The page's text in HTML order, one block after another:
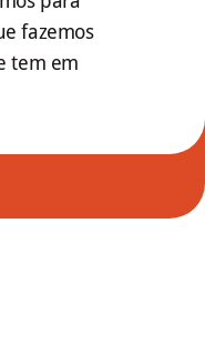
fazemos
tem em